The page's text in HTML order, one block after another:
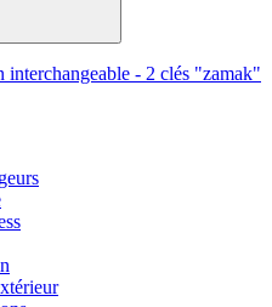
interchangeable - 2 clés "zamak"